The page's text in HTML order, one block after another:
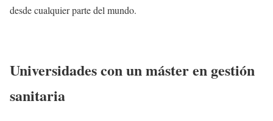
desde cualquier parte del mundo.
Universidades con un máster en gestión
sanitaria